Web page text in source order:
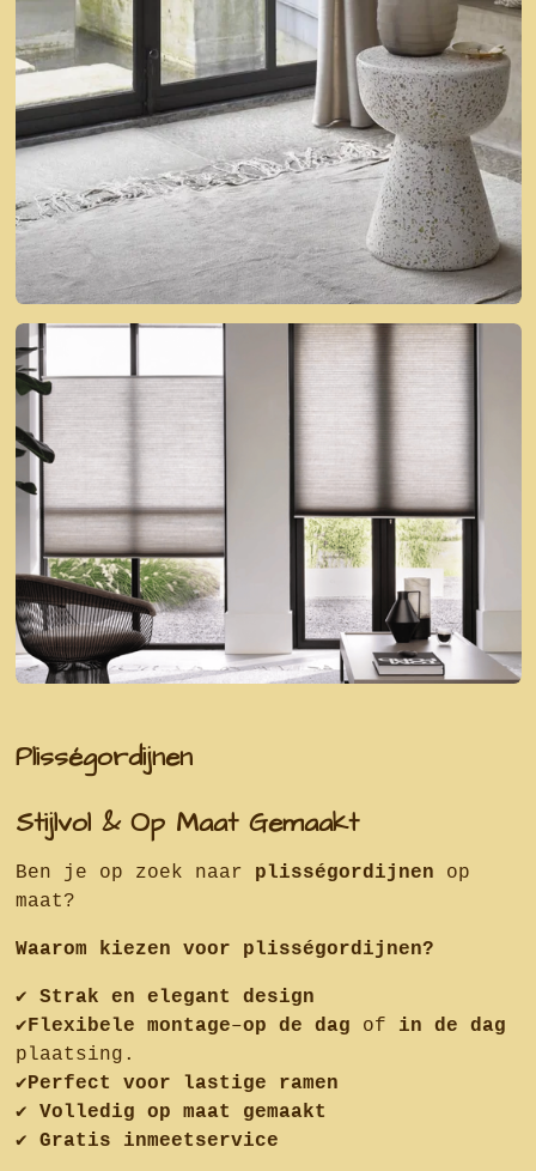
Plisségordijnen
Stijlvol & Op Maat Gemaakt
Ben je op zoek naar plisségordijnen op
maat?
Waarom kiezen voor plisségordijnen?
✔ Strak en elegant design
✔Flexibele montage–op de dag of in de dag
plaatsing.
✔Perfect voor lastige ramen
✔ Volledig op maat gemaakt
✔ Gratis inmeetservice